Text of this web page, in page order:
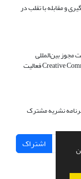
و مقابله با تقلب در
مجوز بین‌المللی
Creativeفعالیت
نشریه مشترک
اشتراک